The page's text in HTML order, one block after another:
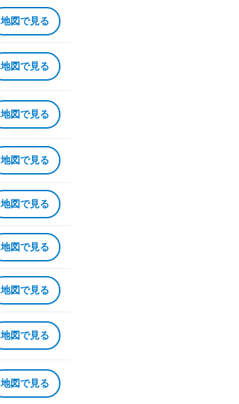
地図で見る
地図で見る
地図で見る
地図で見る
地図で見る
地図で見る
地図で見る
地図で見る
地図で見る